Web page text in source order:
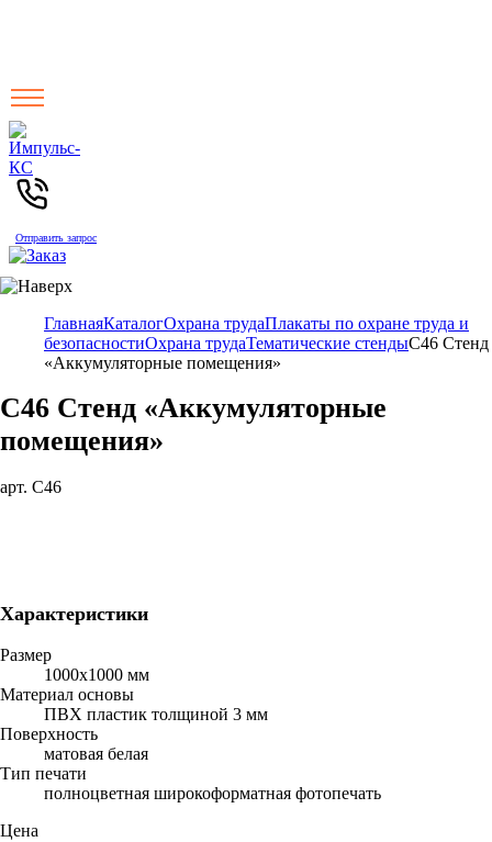
Отправить запрос
ГлавнаяКаталогОхрана трудаПлакаты по охране труда и
безопасностиОхрана трудаТематические стендыС46 Стенд
«Аккумуляторные помещения»
С46 Стенд «Аккумуляторные
помещения»
арт. С46
Характеристики
Размер
1000х1000 мм
Материал основы
ПВХ пластик толщиной 3 мм
Поверхность
матовая белая
Тип печати
полноцветная широкоформатная фотопечать
Цена